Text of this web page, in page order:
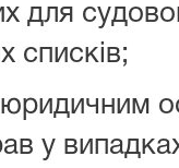
для
списків;
у